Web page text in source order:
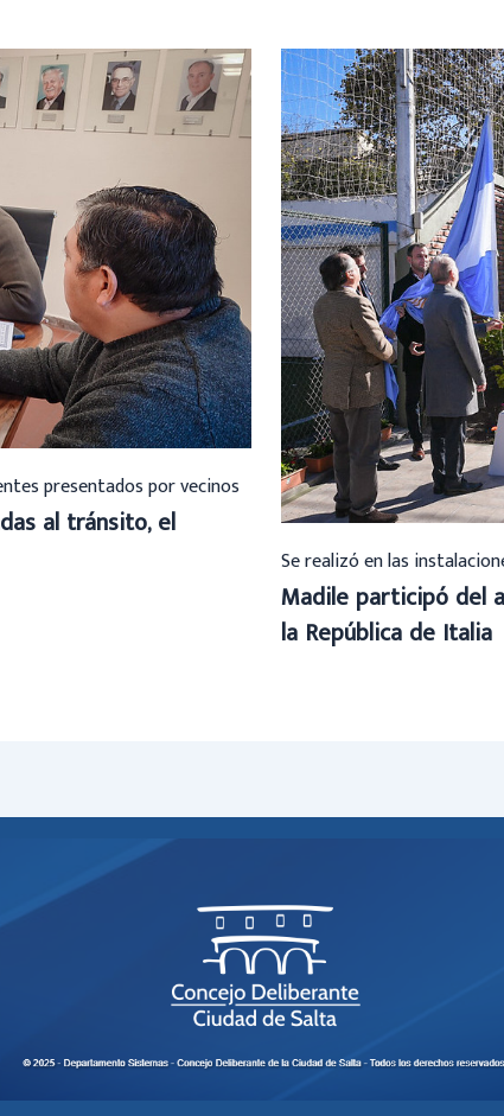
presentados por vecinos
al tránsito, el
Se realizó en las
Madile participó del
la República de Italia